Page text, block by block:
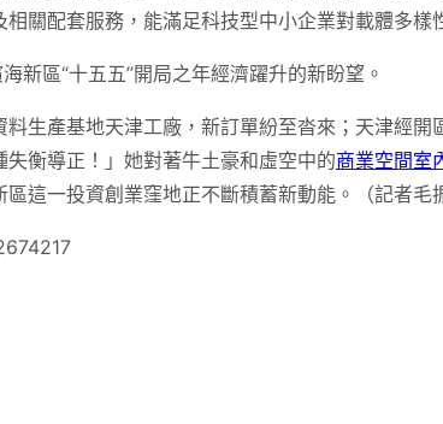
關配套服務，能滿足科技型中小企業對載體多
新區“十五五”開局之年經濟躍升的新盼望。
生產基地天津工廠，新訂單紛至沓來；天津經
衡導正！」她對著牛土豪和虛空中的商業空間室
這一投資創業窪地正不斷積蓄新動能。（記者毛